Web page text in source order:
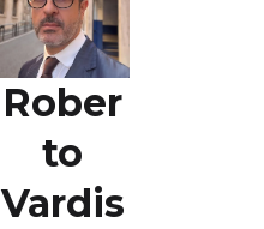
Rober
to
Vardis